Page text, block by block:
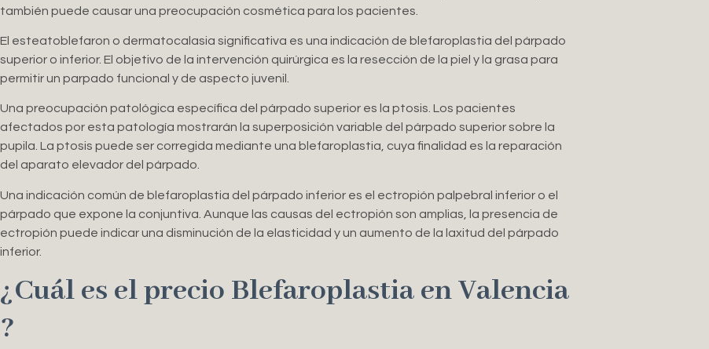
también puede causar una preocupación cosmética para los pacientes.
El esteatoblefaron o dermatocalasia significativa es una indicación de blefaroplastia del párpado
superior o inferior. El objetivo de la intervención quirúrgica es la resección de la piel y la grasa para
permitir un parpado funcional y de aspecto juvenil.
Una preocupación patológica específica del párpado superior es la ptosis. Los pacientes
afectados por esta patología mostrarán la superposición variable del párpado superior sobre la
pupila. La ptosis puede ser corregida mediante una blefaroplastia, cuya finalidad es la reparación
del aparato elevador del párpado.
Una indicación común de blefaroplastia del párpado inferior es el ectropión palpebral inferior o el
párpado que expone la conjuntiva. Aunque las causas del ectropión son amplias, la presencia de
ectropión puede indicar una disminución de la elasticidad y un aumento de la laxitud del párpado
inferior.
¿Cuál es el precio Blefaroplastia en Valencia
?